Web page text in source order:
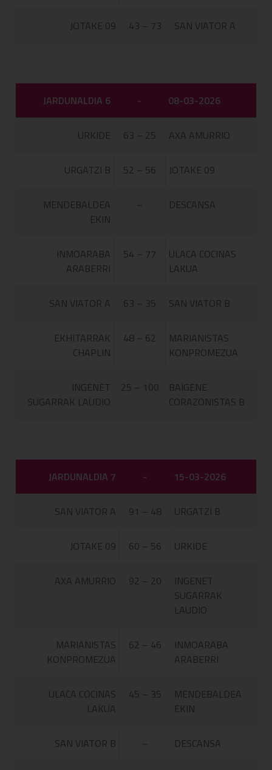
JOTAKE 09 43 – 73 SAN VIATOR A
JARDUNALDIA 6 - 08-03-2026
URKIDE 63 – 25 AXA AMURRIO
URGATZI B 52 – 56 JOTAKE 09
MENDEBALDEA
EKIN
– DESCANSA
INMOARABA
ARABERRI
54 – 77
ULACA COCINAS
LAKUA
SAN VIATOR A 63 – 35 SAN VIATOR B
EKHITARRAK
CHAPLIN
48 – 62
MARIANISTAS
KONPROMEZUA
INGENET
SUGARRAK LAUDIO
25 – 100
BAIGENE
CORAZONISTAS B
JARDUNALDIA 7 - 15-03-2026
SAN VIATOR A 91 – 48 URGATZI B
JOTAKE 09 60 – 56 URKIDE
AXA AMURRIO 92 – 20
INGENET
SUGARRAK
LAUDIO
MARIANISTAS
KONPROMEZUA
62 – 46
INMOARABA
ARABERRI
ULACA COCINAS
LAKUA
45 – 35
MENDEBALDEA
EKIN
SAN VIATOR B – DESCANSA